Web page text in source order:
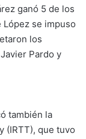
ganó 5 de los
se impuso
los
Pardo y
también la
(IRTT), que tuvo